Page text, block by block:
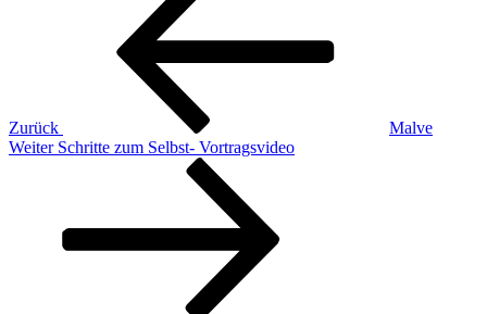
Zurück
Malve
Nächster
Weiter Schritte zum Selbst- Vortragsvideo